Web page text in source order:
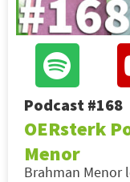
Podcast #168
OERsterk
Menor
Brahman Menor